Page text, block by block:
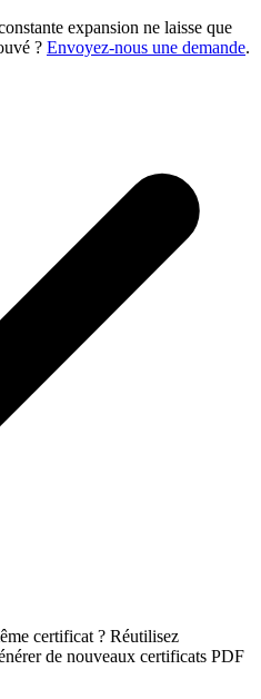
expansion ne laisse que
? Envoyez-nous une demande.
certificat ? Réutilisez
de nouveaux certificats PDF